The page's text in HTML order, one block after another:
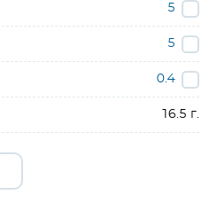
5
5
0.4
16.5 г.